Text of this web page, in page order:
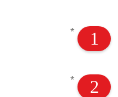
2
1
*
*